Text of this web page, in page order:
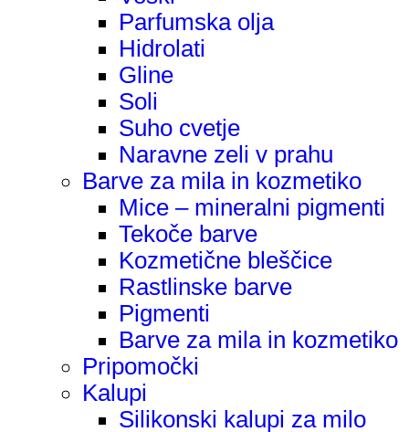
Parfumska olja
Hidrolati
Gline
Soli
Suho cvetje
Naravne zeli v prahu
Barve za mila in kozmetiko
Mice – mineralni pigmenti
Tekoče barve
Kozmetične bleščice
Rastlinske barve
Pigmenti
Barve za mila in kozmetiko
Pripomočki
Kalupi
Silikonski kalupi za milo